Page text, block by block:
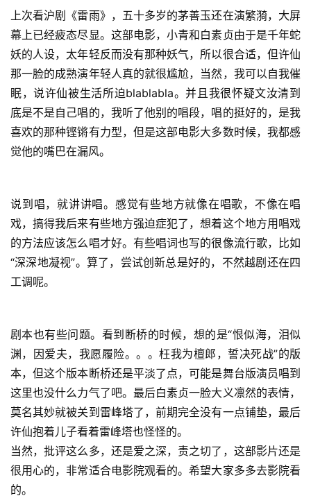
典
台
词
热
点
上次看沪剧《雷雨》，五十多岁的茅善玉还在演繁漪，大屏
幕上已经疲态尽显。这部电影，小青和白素贞由于是千年蛇
妖的人设，太年轻反而没有那种妖气，所以很合适，但许仙
那一脸的成熟演年轻人真的就很尴尬，当然，我可以自我催
眠，说许仙被生活所迫blablabla。并且我很怀疑文汝清到
底是不是自己唱的，我听了他别的唱段，唱的挺好的，是我
喜欢的那种铿锵有力型，但是这部电影大多数时候，我都感
觉他的嘴巴在漏风。
说到唱，就讲讲唱。感觉有些地方就像在唱歌，不像在唱
戏，搞得我后来有些地方强迫症犯了，想着这个地方用唱戏
的方法应该怎么唱才好。有些唱词也写的很像流行歌，比如
“深深地凝视”。算了，尝试创新总是好的，不然越剧还在四
工调呢。
剧本也有些问题。看到断桥的时候，想的是“恨似海，泪似
渊，因爱夫，我愿履险。。。枉我为檀郎，誓决死战”的版
本，但这个版本断桥还是平淡了点，可能是舞台版演员唱到
这里也没什么力气了吧。最后白素贞一脸大义凛然的表情，
莫名其妙就被关到雷峰塔了，前期完全没有一点铺垫，最后
许仙抱着儿子看着雷峰塔也怪怪的。
当然，批评这么多，还是爱之深，责之切了，这部影片还是
很用心的，非常适合电影院观看的。希望大家多多去影院看
的。